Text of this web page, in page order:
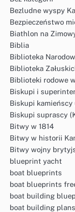
Bezludne wyspy
Bezpieczeństwo
Biathlon na
Biblia
Biblioteka
Biblioteka
Biblioteki rodowe
Biskupi i
Biskupi
Biskupi suprascy
Bitwy w 1814
Bitwy w historii
Bitwy wojny
blueprint yacht
boat blueprints
boat blueprints
boat building
boat building plans